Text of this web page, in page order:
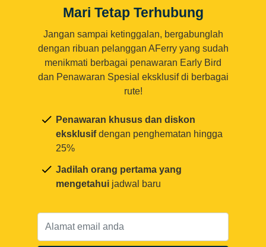
Mari Tetap Terhubung
Jangan sampai ketinggalan, bergabunglah
dengan ribuan pelanggan AFerry yang sudah
menikmati berbagai penawaran Early Bird
dan Penawaran Spesial eksklusif di berbagai
rute!
Penawaran khusus dan diskon
eksklusifdengan penghematan hingga
25%
Jadilah orang pertama yang
mengetahui jadwal baru